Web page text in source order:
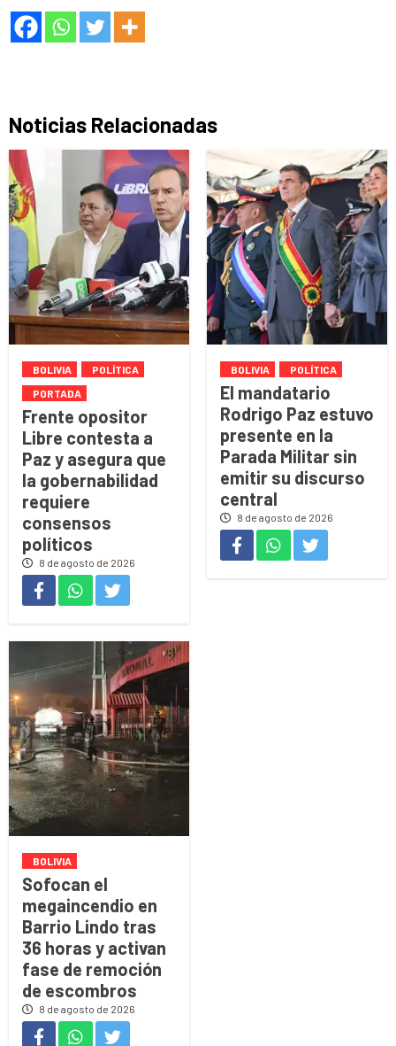
Noticias Relacionadas
BOLIVIA
POLÍTICA
PORTADA
Frente opositor
Libre contesta a
Paz y asegura que
la gobernabilidad
requiere
consensos
políticos
8 de agosto de 2026
BOLIVIA POLÍTICA
El mandatario
Rodrigo Paz estuvo
presente en la
Parada Militar sin
emitir su discurso
central
8 de agosto de 2026
BOLIVIA
Sofocan el
megaincendio en
Barrio Lindo tras
36 horas y activan
fase de remoción
de escombros
8 de agosto de 2026